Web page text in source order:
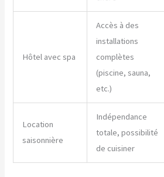
Hôtel avec spa
Accès à des
installations
complètes
(piscine, sauna,
etc.)
Location
saisonnière
Indépendance
totale, possibilité
de cuisiner